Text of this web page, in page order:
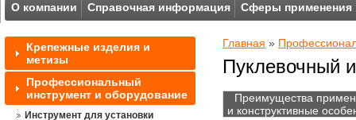
О компании Справочная информация Сферы применения
Главная »
Пуклевочный
Преимущества
и конструктивные
Крепежные изделия и
метизы
Профессиональный
инструмент и оборудование
Инструмент для установки